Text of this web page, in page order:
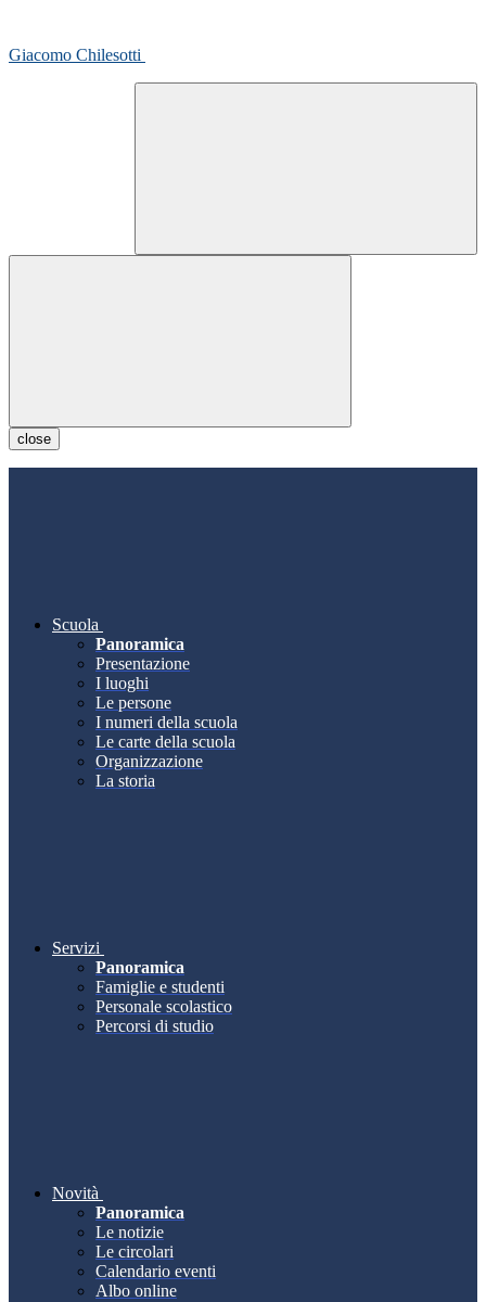
Giacomo Chilesotti
close
Scuola
Panoramica
Presentazione
I luoghi
Le persone
I numeri della scuola
Le carte della scuola
Organizzazione
La storia
Servizi
Panoramica
Famiglie e studenti
Personale scolastico
Percorsi di studio
Novità
Panoramica
Le notizie
Le circolari
Calendario eventi
Albo online